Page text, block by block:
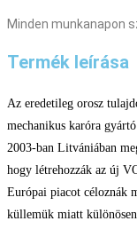
Minden munkanapon
Termék leírása
Az eredetileg orosz
mechanikus karóra
2003-ban Litvániában
hogy létrehozzák az új
Európai piacot céloznák
küllemük miatt